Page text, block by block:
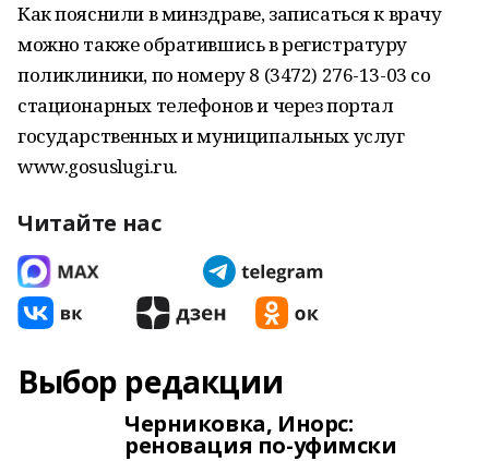
Как пояснили в минздраве, записаться к врачу
можно также обратившись в регистратуру
поликлиники, по номеру 8 (3472) 276-13-03 со
стационарных телефонов и через портал
государственных и муниципальных услуг
www.gosuslugi.ru.
Читайте нас
Выбор редакции
Черниковка, Инорс:
реновация по-уфимски